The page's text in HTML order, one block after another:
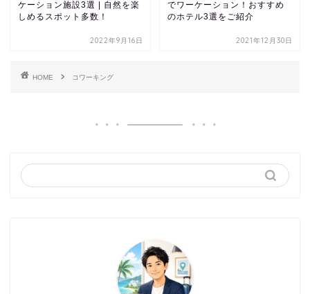
ケーション施設3選 | 自然を楽
しめるスポット多数！
2022年9月16日
でワーケーション！おすすめ
のホテル3選をご紹介
2021年12月30日
HOME コワーキング